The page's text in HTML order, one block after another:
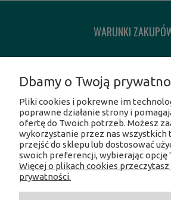
WARUNKI
INFORMACJE O
SOCIAL MEDIA
Facebook
Dbamy o Twoją
Pliki cookies i pokrewne im
poprawne działanie strony i
ofertę do Twoich potrzeb. Możesz
wykorzystanie przez nas wszystkich
przejść do sklepu lub dostosować
swoich preferencji, wybierając opcję
Więcej o plikach cookies
prywatności.